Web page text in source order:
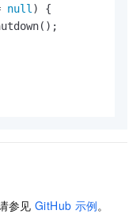
null) {
参见 GitHub 示例。